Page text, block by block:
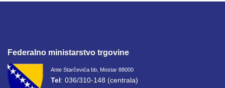
Federalno ministarstvo trgovine
Ante Starčevića bb, Mostar 88000
Tel: 036/310-148 (centrala)